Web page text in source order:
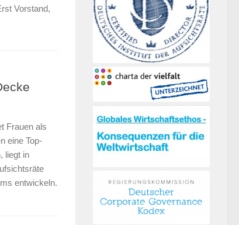
Vorstand,
Frauen als
eine Top-
liegt in
entwickeln.